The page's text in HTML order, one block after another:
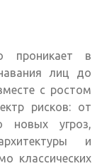
проникает в
лиц до
с ростом
рисков: от
новых угроз,
и
классических